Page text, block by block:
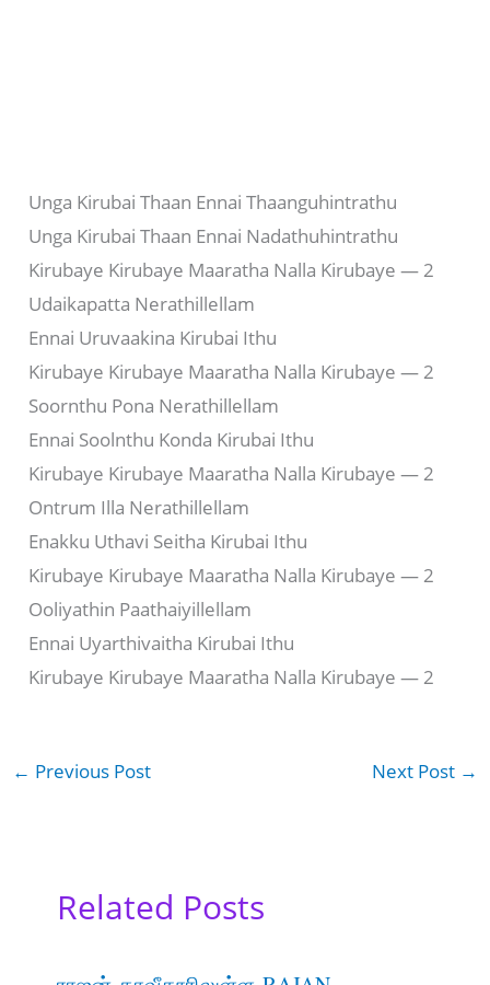
Unga Kirubai Thaan Ennai Thaanguhintrathu
Unga Kirubai Thaan Ennai Nadathuhintrathu
Kirubaye Kirubaye Maaratha Nalla Kirubaye — 2
Udaikapatta Nerathillellam
Ennai Uruvaakina Kirubai Ithu
Kirubaye Kirubaye Maaratha Nalla Kirubaye — 2
Soornthu Pona Nerathillellam
Ennai Soolnthu Konda Kirubai Ithu
Kirubaye Kirubaye Maaratha Nalla Kirubaye — 2
Ontrum Illa Nerathillellam
Enakku Uthavi Seitha Kirubai Ithu
Kirubaye Kirubaye Maaratha Nalla Kirubaye — 2
Ooliyathin Paathaiyillellam
Ennai Uyarthivaitha Kirubai Ithu
Kirubaye Kirubaye Maaratha Nalla Kirubaye — 2
← Previous Post Next Post →
Related Posts